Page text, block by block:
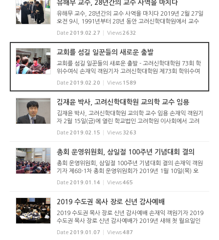
유해무 교수, 28년간의 교수 사역을 마치다
유해무 교수, 28년간의 교수 사역을 마치다 2019년 2월 27일
오전 9시, 1991년부터 28년 동안 고려신학대학원에서 교수
로 봉사했던 유해무 교수가 명예은퇴를 하면서 기념 강연을 하
였다. 강연에는 재학생과 교수 및 직원 그리고 소식을 들은 졸
업생들이 참석...
Date 2019.02.27 Views2632
교회를 섬길 일꾼들의 새로운 출발
교회를 섬길 일꾼들의 새로운 출발 - 고려신학대학원 73회 학
위수여식 손재익 객원기자 고려신학대학원 제73회 학위수여
식이 2019년 2월 19일(화) 오후 2시 고려신학대학원 강당에
서 있었다. 고려신학대원장, 교수, 총회장, 총회신학위원장,
Date 2019.02.20 Views 1589
김재윤 박사, 고려신학대학원 교의학 교수 임용
김재윤 박사, 고려신학대학원 교의학 교수 임용 손재익 객원기
자 2월 15일(금)에 열린 학교법인 고려학원 이사회에서 고려
신학대학원 교의학 교수로 김재윤 박사의 임용을 최종 결정했
다. 김재윤 교수는 서울대학교에서 철학(B.A.)을 전공하고 고
Date 2019.02.15 Views 3263
총회 운영위원회, 삼일절 100주년 기념대회 결의
총회 운영위원회, 삼일절 100주년 기념대회 결의 손재익 객원
기자 제68-1차 총회 운영위원회가 2019년 1월 10일(목) 오
후 2시 성동교회당(대구광역시 신암동)에서 열렸다. 재적 116
명 중 103명이 참석한 총회 운영위원회는 세 가지 안건을 위
Date 2019.01.14 Views465
2019 수도권 목사 장로 신년 감사예배
2019 수도권 목사 장로 신년 감사예배 손재익 객원기자 2019
수도권 목사 장로 신년 감사예배가 2019년 새해 첫 월요일인
1월 7일(월) 오전 7시 30분부터 The K 호텔 서울 컨벤션홀에
서 개최됐다. 수도권장로회협의회(회장 최철수 장로)가 주최
Date 2019.01.07 Views487